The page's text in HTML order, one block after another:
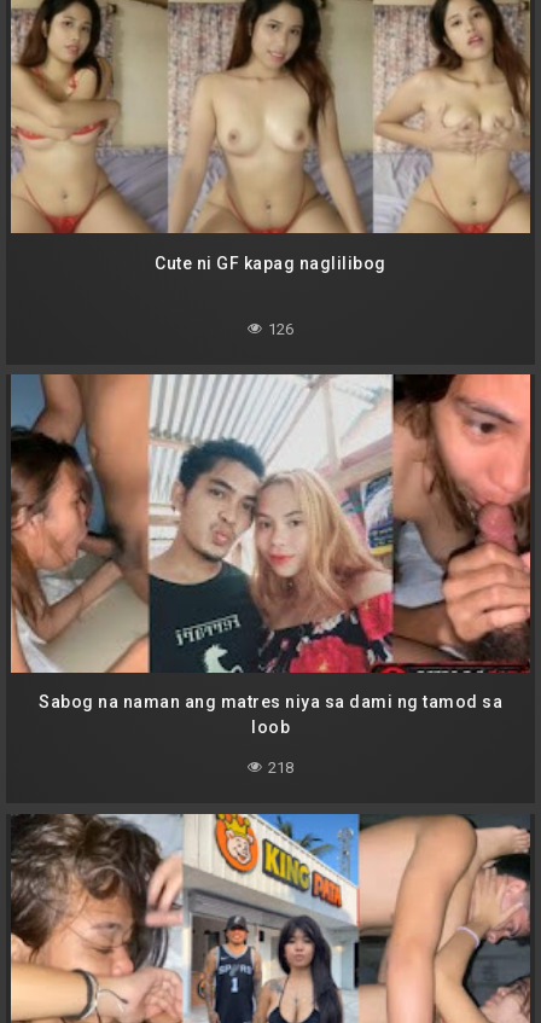
Cute ni GF kapag naglilibog
126
Sabog na naman ang matres niya sa dami ng tamod sa
loob
218